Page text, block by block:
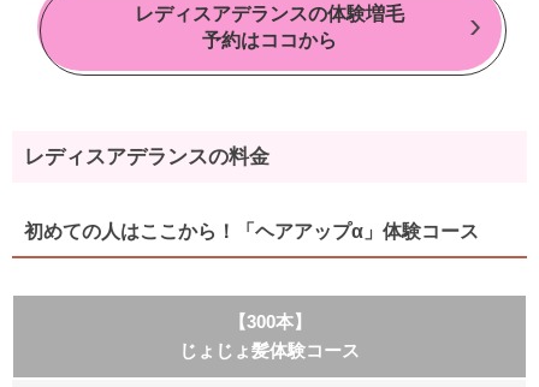
レディスアデランスの体験増毛
予約はココから
レディスアデランスの料金
初めての人はここから！「ヘアアップα」体験コース
【300本】
じょじょ髪体験コース